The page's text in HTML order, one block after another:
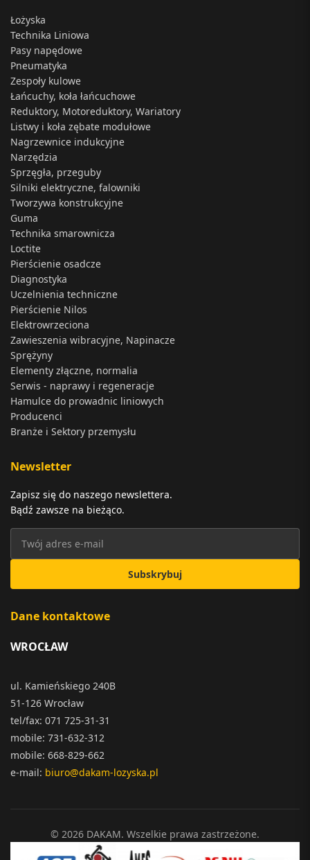
Łożyska
Technika Liniowa
Pasy napędowe
Pneumatyka
Zespoły kulowe
Łańcuchy, koła łańcuchowe
Reduktory, Motoreduktory, Wariatory
Listwy i koła zębate modułowe
Nagrzewnice indukcyjne
Narzędzia
Sprzęgła, przeguby
Silniki elektryczne, falowniki
Tworzywa konstrukcyjne
Guma
Technika smarownicza
Loctite
Pierścienie osadcze
Diagnostyka
Uczelnienia techniczne
Pierścienie Nilos
Elektrowrzeciona
Zawieszenia wibracyjne, Napinacze
Sprężyny
Elementy złączne, normalia
Serwis - naprawy i regeneracje
Hamulce do prowadnic liniowych
Producenci
Branże i Sektory przemysłu
Newsletter
Zapisz się do naszego newslettera.
Bądź zawsze na bieżąco.
Subskrybuj
Dane kontaktowe
WROCŁAW
ul. Kamieńskiego 240B
51-126 Wrocław
tel/fax: 071 725-31-31
mobile: 731-632-312
mobile: 668-829-662
e-mail: biuro@dakam-lozyska.pl
© 2026 DAKAM. Wszelkie prawa zastrzeżone.